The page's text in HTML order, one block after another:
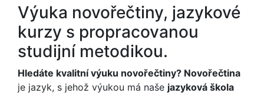
Výuka novořečtiny, jazykové
kurzy s propracovanou
studijní metodikou.
Hledáte kvalitní výuku novořečtiny? Novořečtina
je jazyk, s jehož výukou má naše jazyková škola